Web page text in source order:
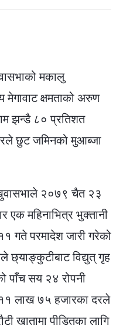
मकालु
मेगावाट क्षमताको अरुण
झन्डै ८० प्रतिशत
छुट जमिनको मुआब्जा
२०७९ चैत २३
महिनाभित्र भुक्तानी
गते परमादेश जारी गरेको
छ्याङ्कुटीबाट विद्युत् गृह
पाँच सय २४ रोपनी
११ लाख ७५ हजारका दरले
खातामा पीडितका लागि